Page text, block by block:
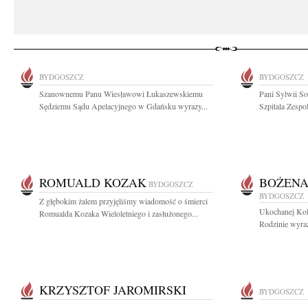
BYDGOSZCZ
Szanownemu Panu Wiesławowi Łukaszewskiemu
Sędziemu Sądu Apelacyjnego w Gdańsku wyrazy...
BYDGOSZCZ
Pani Sylwii
Szpitala
ROMUALD KOZAK BYDGOSZCZ
Z głębokim żalem przyjęliśmy wiadomość o śmierci
Romualda Kozaka Wieloletniego i zasłużonego...
BYDGOSZCZ
Ukochanej
Rodzinie
KRZYSZTOF JAROMIRSKI BYDGOSZCZ